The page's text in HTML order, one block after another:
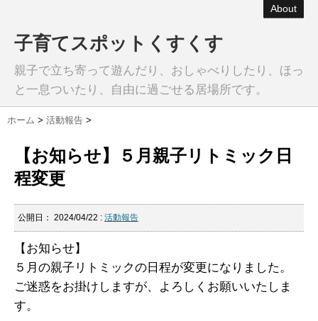
About
子育てスポットくすくす
親子で立ち寄って遊んだり、おしゃべりしたり、ほっ
と一息ついたり、自由に過ごせる居場所です。
ホーム > 活動報告 >
【お知らせ】５月親子リトミック日
程変更
公開日： 2024/04/22 : 活動報告
【お知らせ】
５月の親子リトミックの日程が変更になりました。
ご迷惑をお掛けしますが、よろしくお願いいたしま
す。